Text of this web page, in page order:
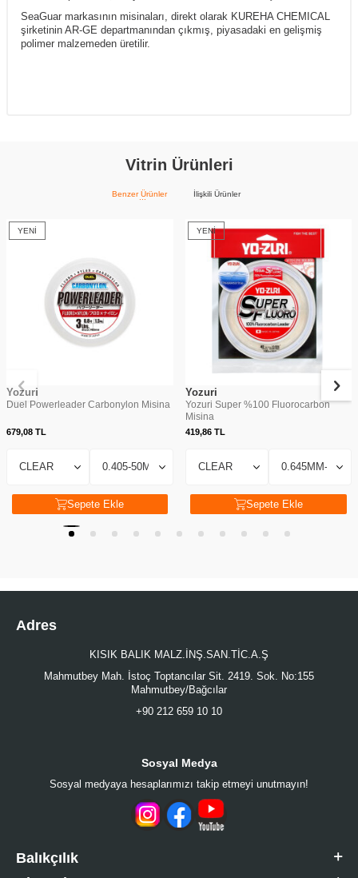
SeaGuar markasının misinaları, direkt olarak KUREHA CHEMICAL
şirketinin AR-GE departmanından çıkmış, piyasadaki en gelişmiş
polimer malzemeden üretilir.
Vitrin Ürünleri
Benzer Ürünler İlişkili Ürünler
YENI
Yozuri
Duel Powerleader Carbonylon Misina
679,08 TL
Sepete Ekle
YENI
Yozuri
Yozuri Super %100 Fluorocarbon
Misina
419,86TL
Sepete Ekle
Adres
KISIK BALIK MALZ.İNŞ.SAN.TİC.A.Ş
Mahmutbey Mah. İstoç Toptancılar Sit. 2419. Sok. No:155
Mahmutbey/Bağcılar
+90 212 659 10 10
Sosyal Medya
Sosyal medyaya hesaplarımızı takip etmeyi unutmayın!
Balıkçılık